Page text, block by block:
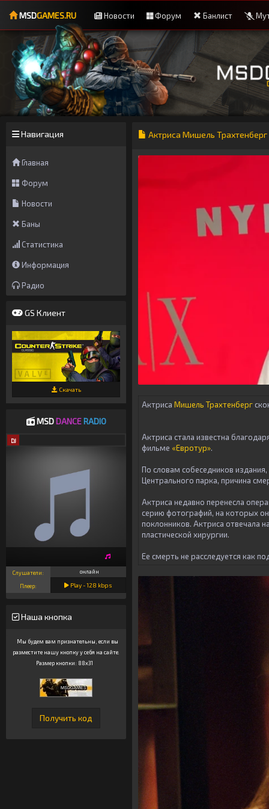
MSDGAMES.RU Новости Форум Банлист
Навигация
Главная
Форум
Новости
Баны
Статистика
Информация
Радио
GS Клиент
Скачать
MSDDANCE RADIO
DJ
Слушатели: онлайн
Плеер: Play -128 kbps
Наша кнопка
Мы будем вам признательны, если вы
разместите нашу кнопку у себя на сайте.
Размер кнопки: 88x31
Актриса Мишель Трахтенберг
Актриса Мишель Трахтенберг
Актриса стала известна
фильме «Евротур».
По словам собеседников
Центрального парка, причина
Актриса недавно перенесла
серию фотографий, на которых
поклонников. Актриса отвечала
пластической хирургии.
Ее смерть не расследуется как